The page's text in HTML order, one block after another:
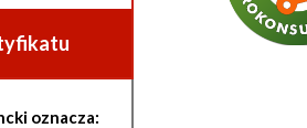
oznacza: